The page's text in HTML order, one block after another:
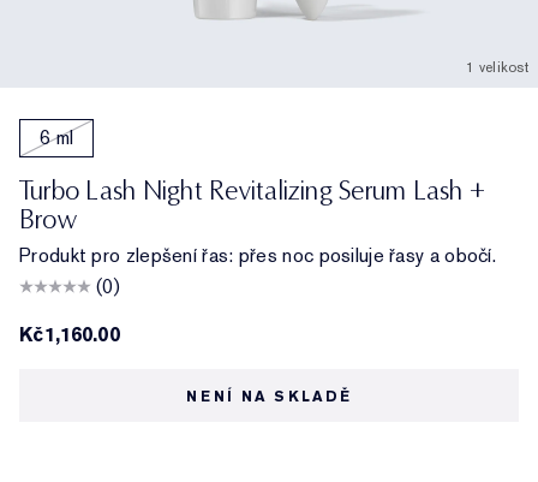
1 velikost
6 ml
Turbo Lash Night Revitalizing Serum Lash +
Brow
Produkt pro zlepšení řas: přes noc posiluje řasy a obočí.
(0)
Kč1,160.00
NENÍ NA SKLADĚ